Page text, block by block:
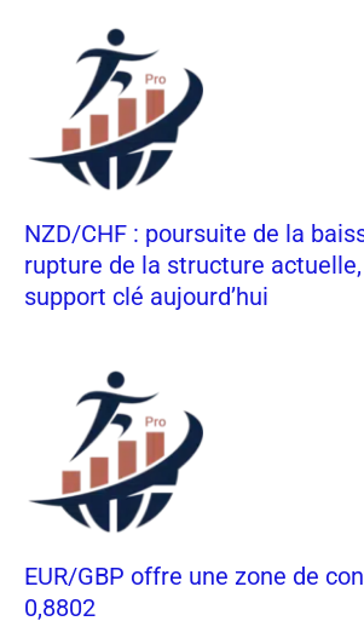
NZD/CHF : poursuite de la
rupture de la structure
support clé aujourd’hui
EUR/GBP offre une zone de
0,8802